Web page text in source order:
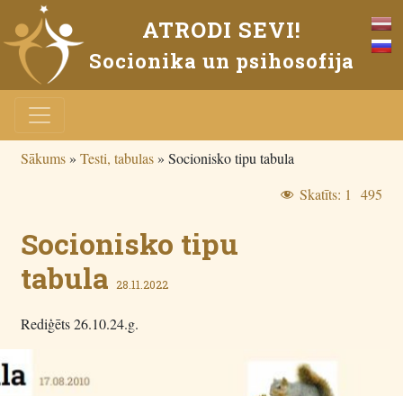
ATRODI SEVI!
Socionika un psihosofija
Sākums» Testi, tabulas» Socionisko tipu tabula
Skatīts: 1 495
Socionisko tipu
tabula 28.11.2022
Rediģēts 26.10.24.g.